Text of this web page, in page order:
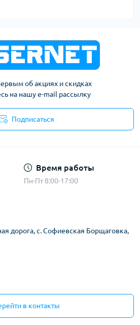
об акциях и скидках
на нашу e-mail рассылку
Подписаться
Время работы
Пн-Пт 8:00-17:00
дорога, с. Софиевская Борщаговка,
в контакты